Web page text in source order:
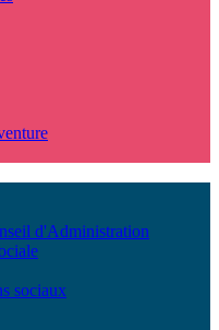
d'Administration
sociaux